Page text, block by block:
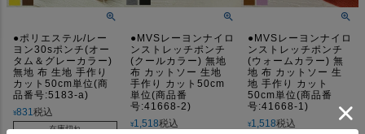
●ポリエステル/レー
ヨン30sポンチ(オー
タム＆グレーカラー)
無地 布 生地 手作り
カット50cm単位(商
品番号:5183-a)
¥831 税込
在庫切れ
●MVSレーヨンナイロ
ンストレッチポンチ
(クールカラー) 無地
布 カットソー 生地
手作り カット50cm
単位(商品番
号:41668-2)
¥1,518税込
●MVSレーヨンナイロ
ンストレッチポンチ
(ウォームカラー) 無
地 布 カットソー 生
地 手作り カット
50cm単位(商品番
号:41668-1)
¥1,518税込